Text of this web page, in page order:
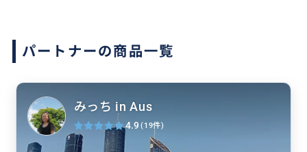
パートナーの商品一覧
みっち in Aus
4.9(19件)